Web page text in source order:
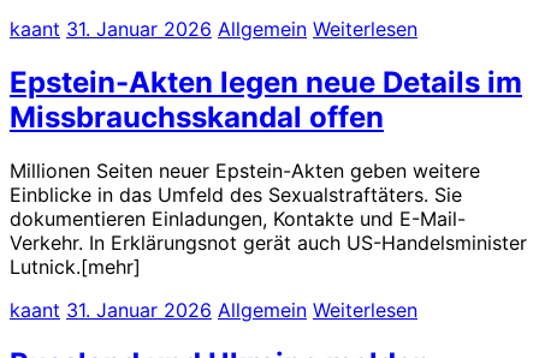
kaant 31. Januar 2026 Allgemein Weiterlesen
Epstein-Akten legen neue Details im
Missbrauchsskandal offen
Millionen Seiten neuer Epstein-Akten geben weitere
Einblicke in das Umfeld des Sexualstraftäters. Sie
dokumentieren Einladungen, Kontakte und E-Mail-
Verkehr. In Erklärungsnot gerät auch US-Handelsminister
Lutnick.[mehr]
kaant 31. Januar 2026 Allgemein Weiterlesen